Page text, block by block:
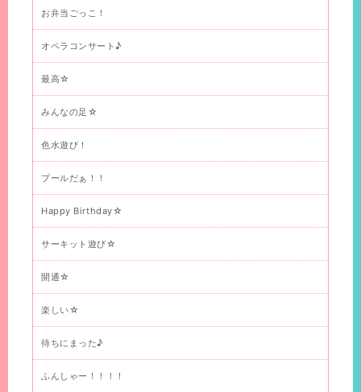
お弁当ごっこ！
オペラコンサート♪
最高☆
みんなの足☆
色水遊び！
プールだぁ！！
Happy Birthday☆
サーキット遊び☆
開通☆
楽しい☆
待ちにまった♪
ふんしゃー！！！！